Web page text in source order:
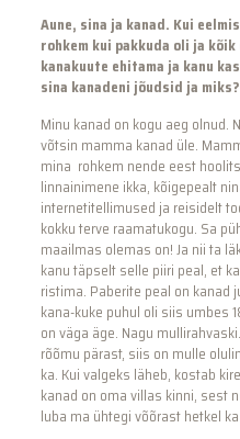
Aune, sina ja kanad. Kui
rohkem kui pakkuda oli ja
kanakuute ehitama ja kanu
sina kanadeni jõudsid ja miks?
Minu kanad on kogu aeg olnud.
võtsin mamma kanad üle.
mina rohkem nende eest
linnainimene ikka, kõigepealt
internetitellimused ja reisidelt
kokku terve raamatukogu. Sa
maailmas olemas on! Ja nii ta
kanu täpselt selle piiri peal, et
ristima. Paberite peal on kanad
kana-kuke puhul oli siis umbes
on väga äge. Nagu
rõõmu pärast, siis on mulle
ka. Kui valgeks läheb, kostab
kanad on oma villas kinni, sest
luba ma ühtegi võõrast hetkel